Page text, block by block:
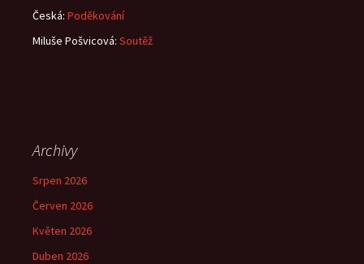
Česká: Poděkování
Miluše Pošvicová: Soutěž
Archivy
Srpen 2026
Červen 2026
Květen 2026
Duben 2026